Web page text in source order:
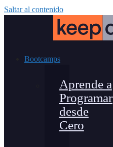
Saltar al contenido
Bootcamps
Aprende a
Programar
desde
Cero